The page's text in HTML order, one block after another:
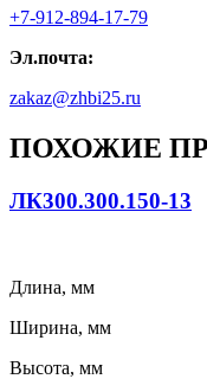
+7-912-894-17-79
Эл.почта:
zakaz@zhbi25.ru
ПОХОЖИЕ
ЛК300.300.150-13
Длина, мм
Ширина, мм
Высота, мм